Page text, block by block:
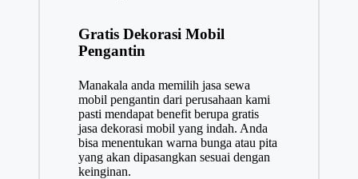
Gratis Dekorasi Mobil
Pengantin
Manakala anda memilih jasa sewa
mobil pengantin dari perusahaan kami
pasti mendapat benefit berupa gratis
jasa dekorasi mobil yang indah. Anda
bisa menentukan warna bunga atau pita
yang akan dipasangkan sesuai dengan
keinginan.